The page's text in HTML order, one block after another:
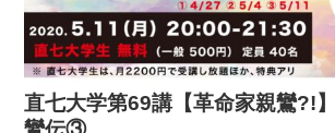
直七大学第69講【革命家親鸞?!